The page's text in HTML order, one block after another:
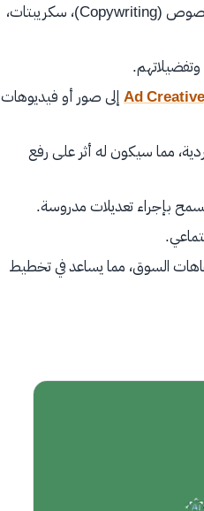
وبمختلف أشكالها، فيديوهات، صور، نصوص (Copywriting)، سكريبتات،
إلى صور أو فيديوهات
مما سيكون له أثر على رفع
بإجراء تعديلات مدروسة.
السوق، مما يساعد في تخطيط